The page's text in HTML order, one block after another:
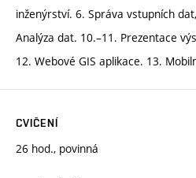
inženýrství. 6. Správa vstupních
Analýza dat. 10.–11. Prezentace
12. Webové GIS aplikace. 13.
CVIČENÍ
26 hod., povinná